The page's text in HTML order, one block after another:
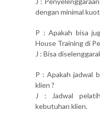
dengan minimal
P : Apakah bisa
House Training di
J : Bisa
P : Apakah jadwal
klien ?
J : Jadwal
kebutuhan klien.